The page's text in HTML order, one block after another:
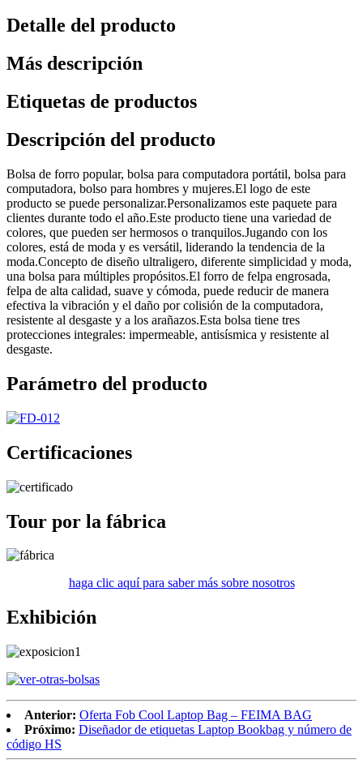
Detalle del producto
Más descripción
Etiquetas de productos
Descripción del producto
Bolsa de forro popular, bolsa para computadora portátil, bolsa para
computadora, bolso para hombres y mujeres.El logo de este
producto se puede personalizar.Personalizamos este paquete para
clientes durante todo el año.Este producto tiene una variedad de
colores, que pueden ser hermosos o tranquilos.Jugando con los
colores, está de moda y es versátil, liderando la tendencia de la
moda.Concepto de diseño ultraligero, diferente simplicidad y moda,
una bolsa para múltiples propósitos.El forro de felpa engrosada,
felpa de alta calidad, suave y cómoda, puede reducir de manera
efectiva la vibración y el daño por colisión de la computadora,
resistente al desgaste y a los arañazos.Esta bolsa tiene tres
protecciones integrales: impermeable, antisísmica y resistente al
desgaste.
Parámetro del producto
Certificaciones
Tour por la fábrica
haga clic aquí para saber más sobre nosotros
Exhibición
Anterior: Oferta Fob Cool Laptop Bag – FEIMA BAG
Próximo: Diseñador de etiquetas Laptop Bookbag y número de
código HS